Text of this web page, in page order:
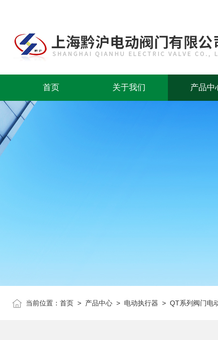
首页 关于我们 产品中
当前位置： 首页 > 产品中心 > 电动执行器 > QT系列阀门电